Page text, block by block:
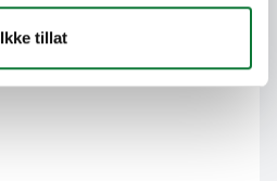
Ikke tillat